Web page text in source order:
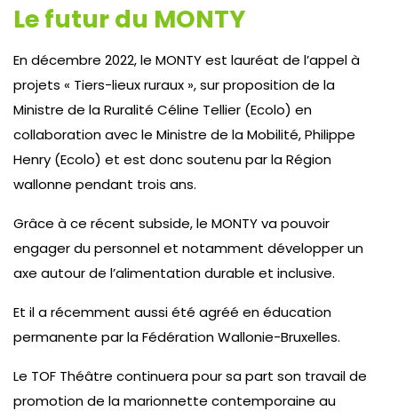
Le futur du MONTY
En décembre 2022, le MONTY est lauréat de l’appel à
projets « Tiers-lieux ruraux », sur proposition de la
Ministre de la Ruralité Céline Tellier (Ecolo) en
collaboration avec le Ministre de la Mobilité, Philippe
Henry (Ecolo) et est donc soutenu par la Région
wallonne pendant trois ans.
Grâce à ce récent subside, le MONTY va pouvoir
engager du personnel et notamment développer un
axe autour de l’alimentation durable et inclusive.
Et il a récemment aussi été agréé en éducation
permanente par la Fédération Wallonie-Bruxelles.
Le TOF Théâtre continuera pour sa part son travail de
promotion de la marionnette contemporaine au